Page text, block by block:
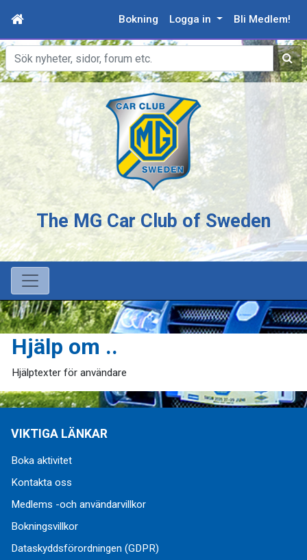
Bokning Logga in Bli Medlem!
Sök
The MG Car Club of Sweden
Hjälp om ..
Hjälptexter för användare
VIKTIGA LÄNKAR
Boka aktivitet
Kontakta oss
Medlems -och användarvillkor
Bokningsvillkor
Dataskyddsförordningen (GDPR)